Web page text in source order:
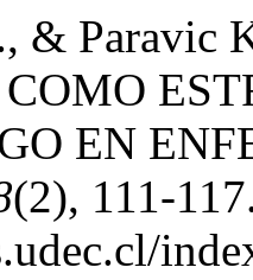
& Paravic
EN
(2), 111-